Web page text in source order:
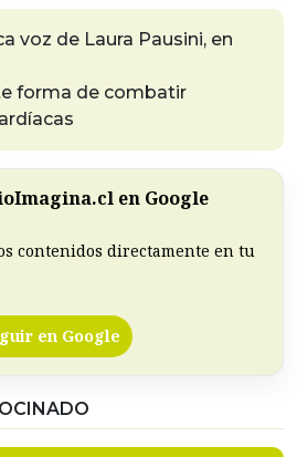
voz de Laura Pausini, en
forma de combatir
en Google
contenidos directamente en tu
en Google